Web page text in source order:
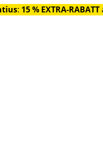
: 15 % EXTRA-RABATT